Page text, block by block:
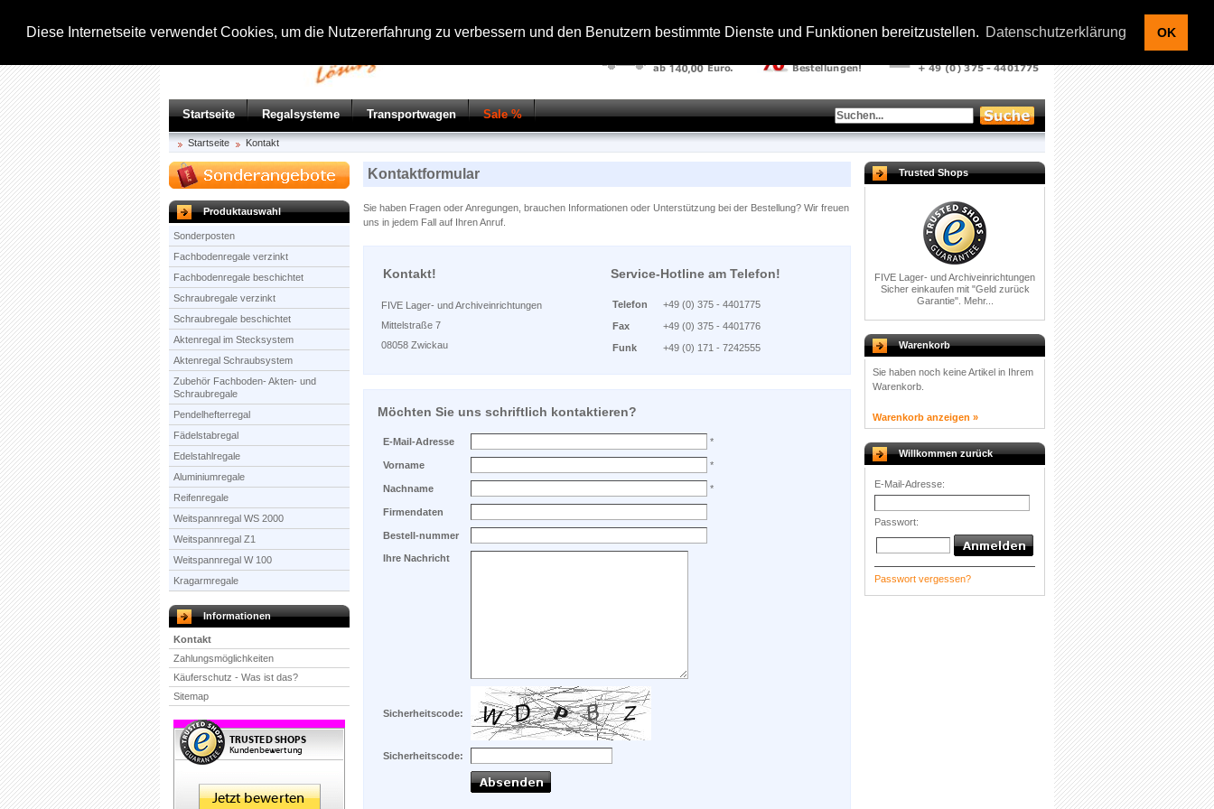
Diese Internetseite verwendet Cookies, um die Nutzererfahrung zu verbessern und den Benutzern bestimmte Dienste und Funktionen bereitzustellen. Datenschutzerklärung OK
Startseite Regalsysteme Transportwagen Sale %
Startseite Kontakt
Produktauswahl
Sonderposten
Fachbodenregale verzinkt
Fachbodenregale beschichtet
Schraubregale verzinkt
Schraubregale beschichtet
Aktenregal im Stecksystem
Aktenregal Schraubsystem
Zubehör Fachboden- Akten- und
Schraubregale
Pendelhefterregal
Fädelstabregal
Edelstahlregale
Aluminiumregale
Reifenregale
Weitspannregal WS 2000
Weitspannregal Z1
Weitspannregal W 100
Kragarmregale
Informationen
Kontakt
Zahlungsmöglichkeiten
Käuferschutz - Was ist das?
Sitemap
Kontaktformular
Sie haben Fragen oder Anregungen, brauchen Informationen oder Unterstützung bei der Bestellung? Wir freuen
uns in jedem Fall auf Ihren Anruf.
Kontakt! Service-Hotline am Telefon!
FIVE Lager- und Archiveinrichtungen
Mittelstraße 7
08058 Zwickau
Telefon
+49 (0) 375 - 4401775
Fax
+49 (0) 375 - 4401776
Funk
+49 (0) 171 - 7242555
Möchten Sie uns schriftlich kontaktieren?
E-Mail-Adresse *
Vorname *
Nachname *
Firmendaten
Bestell-nummer
Ihre Nachricht
Sicherheitscode:
Sicherheitscode:
Trusted Shops
FIVE Lager- und Archiveinrichtungen
Sicher einkaufen mit "Geld zurück
Garantie". Mehr...
Warenkorb
Sie haben noch keine Artikel in Ihrem
Warenkorb.
Warenkorb anzeigen »
Willkommen zurück
E-Mail-Adresse:
Passwort:
Passwort vergessen?